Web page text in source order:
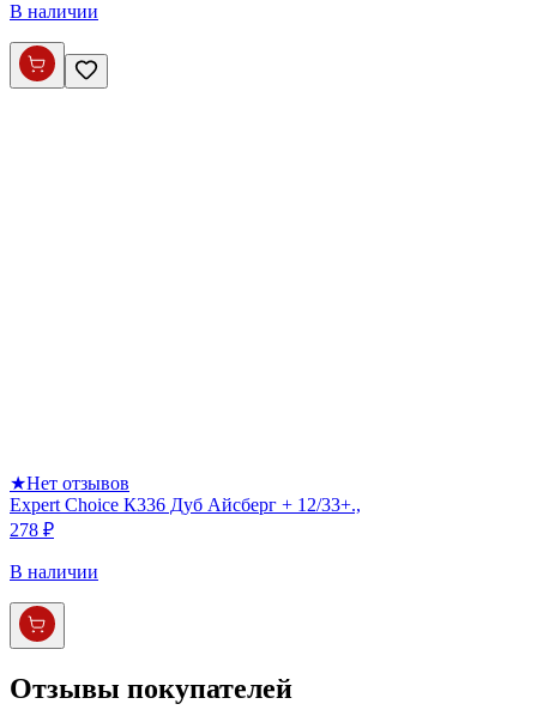
В наличии
★Нет отзывов
Expert Choice К336 Дуб Айсберг + 12/33+.,
278 ₽
В наличии
Отзывы покупателей